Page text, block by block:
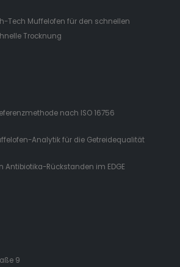
Tech Muffelofen für den schnellen
Trocknung
nach ISO 16756
Analytik für die Getreidequalität
Antibiotika-Rückstanden im EDGE
9